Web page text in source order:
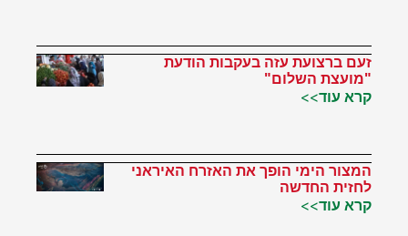
זעם ברצועת עזה בעקבות הודעת
"מועצת השלום"
קרא עוד>>
המצור הימי הופך את האזרח האיראני
לחזית החדשה
קרא עוד>>